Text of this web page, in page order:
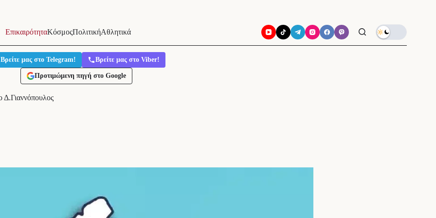
ΕπικαιρότηταΚόσμοςΠολιτικήΑθλητικά
Βρείτε μας στο Telegram! Βρείτε μας στο Viber!
Προτιμώμενη πηγή στο Google
Δ.Γιαννόπουλος